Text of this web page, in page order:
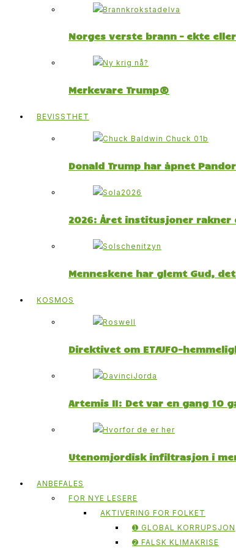
Norges verste brann – ekte
Merkevare Trump®
BEVISSTHET
Donald Trump har åpnet
2026: Året institusjoner
Menneskene har glemt Gud,
KOSMOS
Direktivet om ET/UFO-
Artemis II: Det var en gang 10
Utenomjordisk infiltrasjon i
ANBEFALES
FOR NYE LESERE
AKTIVERING FOR FOLKET
➊ GLOBAL KORRUPSJON
➋ FALSK KLIMAKRISE